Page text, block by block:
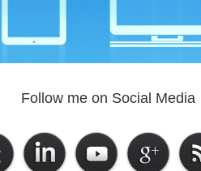
Follow me on Social Media